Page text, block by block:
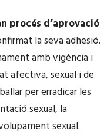
procés d’aprovació
la seva adhesió.
amb vigència i
afectiva, sexual i de
per erradicar les
sexual, la
sexual.